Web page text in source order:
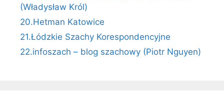
(Władysław Król)
20.Hetman Katowice
21.Łódzkie Szachy Korespondencyjne
22.infoszach – blog szachowy (Piotr Nguyen)